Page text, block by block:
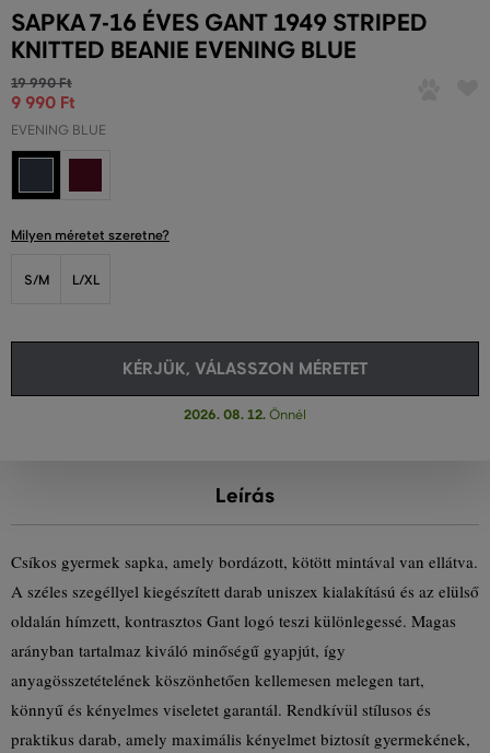
SAPKA 7-16 ÉVES GANT 1949 STRIPED
KNITTED BEANIE EVENING BLUE
19 990 Ft
9 990 Ft
EVENING BLUE
Milyen méretet szeretne?
S/M L/XL
KÉRJÜK, VÁLASSZON MÉRETET
2026. 08. 12. Önnél
Leírás
Csíkos gyermek sapka, amely bordázott, kötött mintával van ellátva.
A széles szegéllyel kiegészített darab uniszex kialakítású és az elülső
oldalán hímzett, kontrasztos Gant logó teszi különlegessé. Magas
arányban tartalmaz kiváló minőségű gyapjút, így
anyagösszetételének köszönhetően kellemesen melegen tart,
könnyű és kényelmes viseletet garantál. Rendkívül stílusos és
praktikus darab, amely maximális kényelmet biztosít gyermekének,